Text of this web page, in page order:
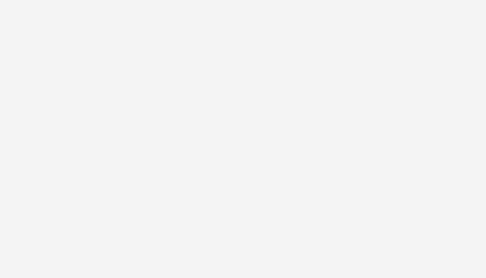
mit Winterreifen auf 16″-Alufelgen in schwarz,,